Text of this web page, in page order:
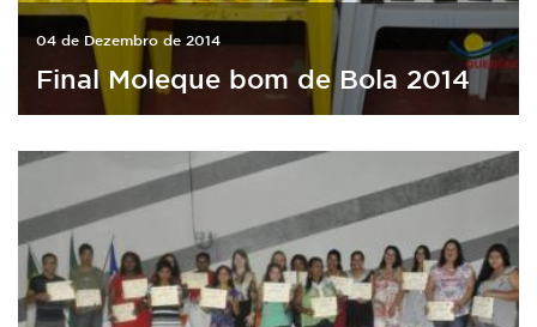
04 de Dezembro de 2014
Final Moleque bom de Bola 2014